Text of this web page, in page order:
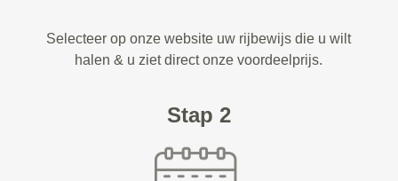
Selecteer op onze website uw rijbewijs die u wilt
halen & u ziet direct onze voordeelprijs.
Stap 2